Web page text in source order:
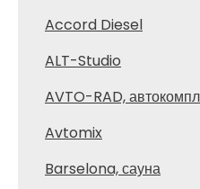
Accord Diesel
ALT-Studio
AVTO-RAD,
Avtomix
Barselona, сауна